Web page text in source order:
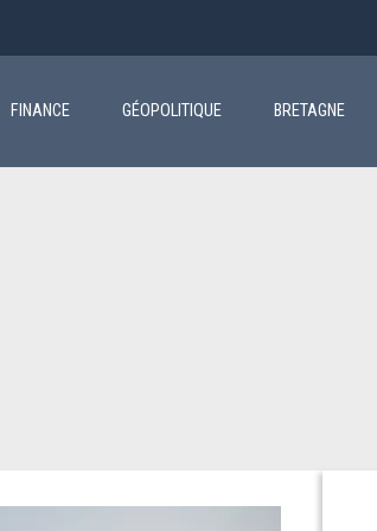
navigation
FINANCE GÉOPOLITIQUE BRETAGNE